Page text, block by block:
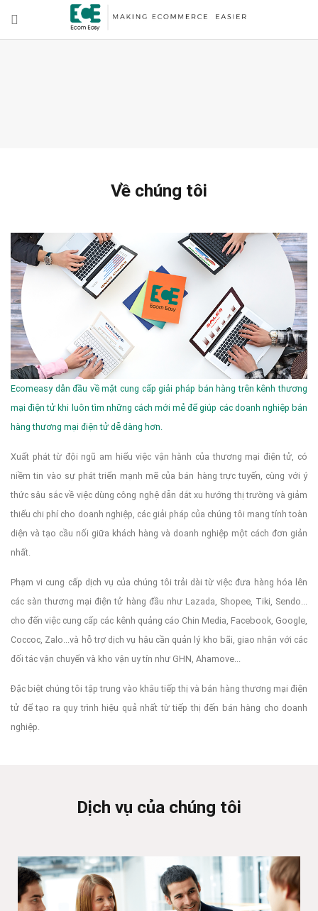
Về chúng tôi
Ecomeasy dẫn đầu về mặt cung cấp giải pháp bán hàng trên kênh thương
mại điện tử khi luôn tìm những cách mới mẻ để giúp các doanh nghiệp bán
hàng thương mại điện tử dễ dàng hơn.
Xuất phát từ đội ngũ am hiểu việc vận hành của thương mại điện tử, có
niềm tin vào sự phát triển mạnh mẽ của bán hàng trực tuyến, cùng với ý
thức sâu sắc về việc dùng công nghệ dẫn dắt xu hướng thị trường và giảm
thiểu chi phí cho doanh nghiệp, các giải pháp của chúng tôi mang tính toàn
diện và tạo cầu nối giữa khách hàng và doanh nghiệp một cách đơn giản
nhất.
Phạm vi cung cấp dịch vụ của chúng tôi trải dài từ việc đưa hàng hóa lên
các sàn thương mại điện tử hàng đầu như Lazada, Shopee, Tiki, Sendo...
cho đến việc cung cấp các kênh quảng cáo Chin Media, Facebook, Google,
Coccoc, Zalo...và hỗ trợ dịch vụ hậu cần quản lý kho bãi, giao nhận với các
đối tác vận chuyển và kho vận uy tín như GHN, Ahamove...
Đặc biệt chúng tôi tập trung vào khâu tiếp thị và bán hàng thương mại điện
tử để tạo ra quy trình hiệu quả nhất từ tiếp thị đến bán hàng cho doanh
nghiệp.
Dịch vụ của chúng tôi